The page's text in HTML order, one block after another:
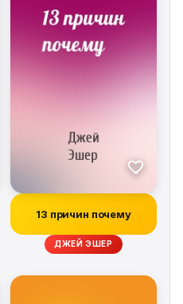
13 причин почему
ДЖЕЙ ЭШЕР